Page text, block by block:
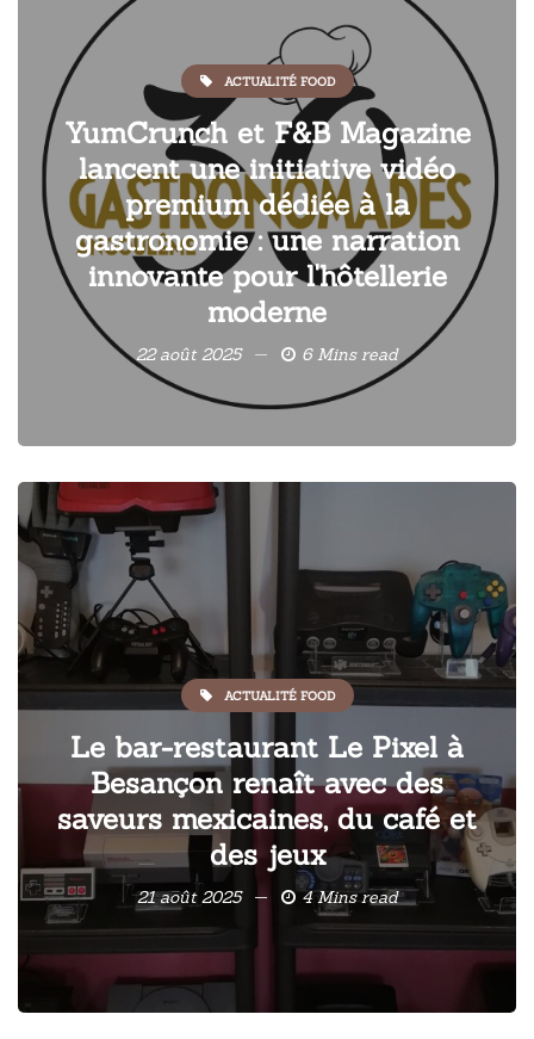
ACTUALITÉ FOOD
YumCrunch et F&B Magazine
lancent une initiative vidéo
premium dédiée à la
gastronomie : une narration
innovante pour l'hôtellerie
moderne
22 août 2025 6 Mins read
ACTUALITÉ FOOD
Le bar-restaurant Le Pixel à
Besançon renaît avec des
saveurs mexicaines, du café et
des jeux
21 août 2025 4 Mins read